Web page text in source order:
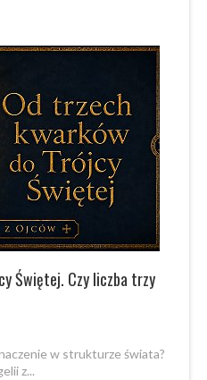
Świętej. Czy liczba trzy
w strukturze świata?
z...